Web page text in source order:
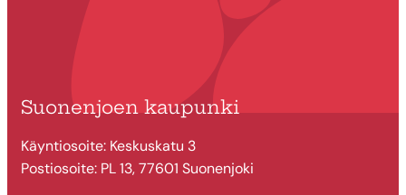
Suonenjoen kaupunki
Käyntiosoite: Keskuskatu 3
Postiosoite: PL 13, 77601 Suonenjoki